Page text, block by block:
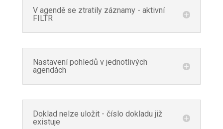
V agendě se ztratily záznamy - aktivní
FILTR
Nastavení pohledů v jednotlivých
agendách
Doklad nelze uložit - číslo dokladu již
existuje